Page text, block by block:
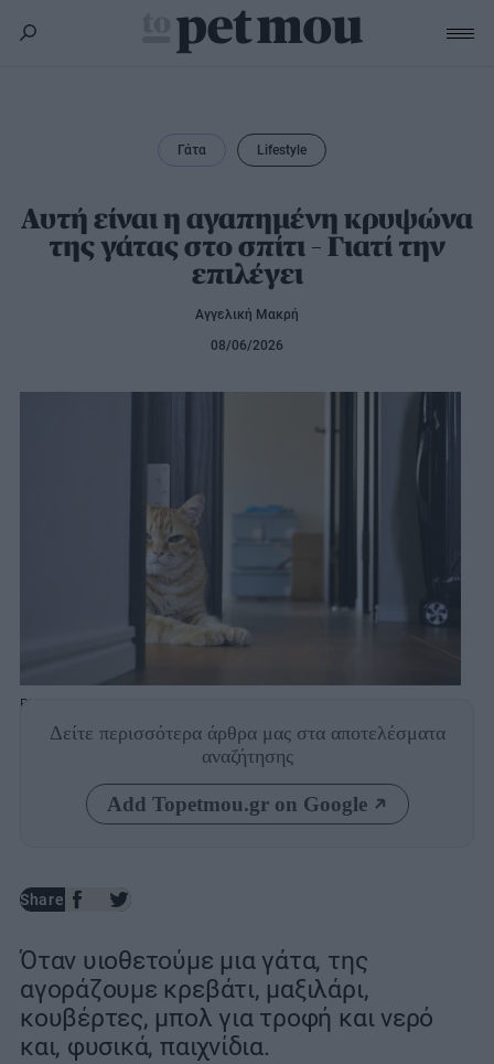
Εκπαίδευση
Lifestyle
Υγεία
Διατροφή
Άλλα κατοικίδια
Lifestyle
Γάτα
Αυτή είναι η αγαπημένη κρυψώνα
της γάτας στο σπίτι – Γιατί την
επιλέγει
Αγγελική Μακρή
08/06/2026
Photo: Shutterstock
Δείτε περισσότερα άρθρα μας στα αποτελέσματα
αναζήτησης
Add Topetmou.gr on Google
Share
Όταν υιοθετούμε μια γάτα, της
αγοράζουμε κρεβάτι, μαξιλάρι,
κουβέρτες, μπολ για τροφή και νερό
και, φυσικά, παιχνίδια.